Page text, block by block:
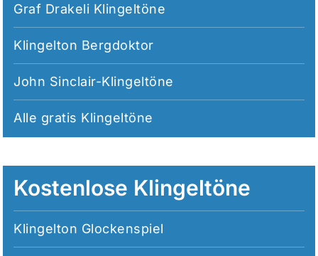
Graf Drakeli Klingeltöne
Klingelton Bergdoktor
John Sinclair-Klingeltöne
Alle gratis Klingeltöne
Kostenlose Klingeltöne
Klingelton Glockenspiel